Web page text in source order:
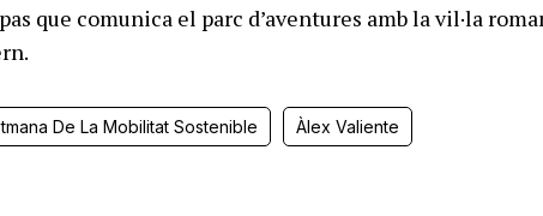
que comunica el parc d’aventures amb la vil·la
De La Mobilitat Sostenible Àlex Valiente